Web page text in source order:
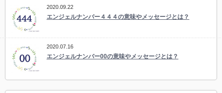
2020.09.22
エンジェルナンバー４４４の意味やメッセージとは？
2020.07.16
エンジェルナンバー00の意味やメッセージとは？